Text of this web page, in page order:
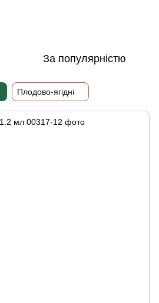
За популярністю
Плодово-ягідні